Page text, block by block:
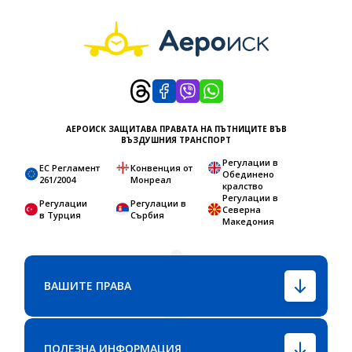
АЕРОИСК ЗАЩИТАВА ПРАВАТА НА ПЪТНИЦИТЕ ВЪВ
ВЪЗДУШНИЯ ТРАНСПОРТ
ЕС Регламент
261/2004
Конвенция от
Монреал
Регулации в
Обединено
кралство
Регулации
в Турция
Регулации в
Сърбия
Регулации в
Северна
Македония
ВАШИТЕ ПРАВА
ПОЛЕЗНА ИНФОРМАЦИЯ